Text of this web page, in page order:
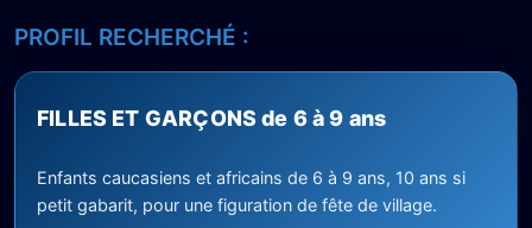
PROFIL RECHERCHÉ :
FILLES ET GARÇONS de 6 à 9 ans
Enfants caucasiens et africains de 6 à 9 ans, 10 ans si
petit gabarit, pour une figuration de fête de village.